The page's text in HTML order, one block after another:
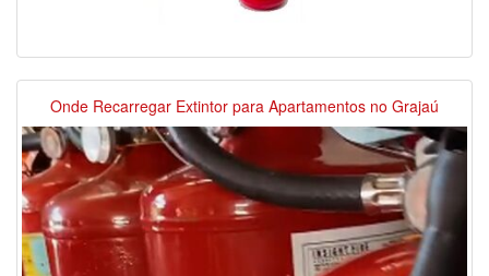
Onde Recarregar Extintor para Apartamentos no Grajaú